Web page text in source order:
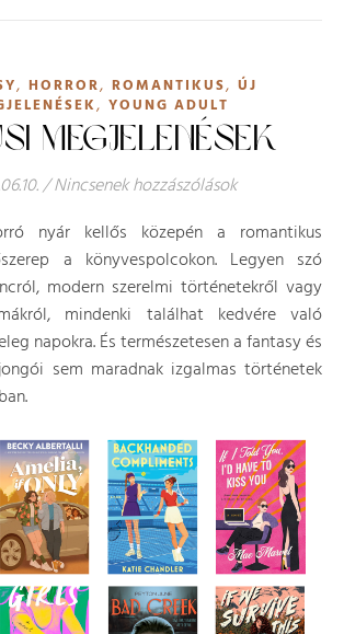
, HORROR, ROMANTIKUS, ÚJ
, YOUNG ADULT
MEGJELENÉSEK
/ Nincsenek hozzászólások
a könyvespolcokon. Legyen szó
modern szerelmi történetekről vagy
mindenki találhat kedvére való
napokra. És természetesen a fantasy és
sem maradnak izgalmas történetek